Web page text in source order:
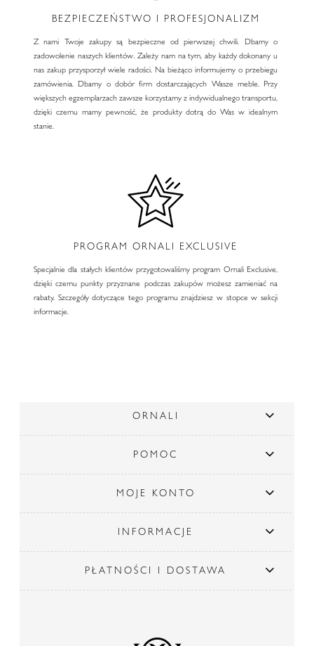
BEZPIECZEŃSTWO I PROFESJONALIZM
Z nami Twoje zakupy są bezpieczne od pierwszej chwili. Dbamy o
zadowolenie naszych klientów. Zależy nam na tym, aby każdy dokonany u
nas zakup przysporzył wiele radości. Na bieżąco informujemy o przebiegu
zamówienia. Dbamy o dobór firm dostarczających Wasze meble. Przy
większych egzemplarzach zawsze korzystamy z indywidualnego transportu,
dzięki czemu mamy pewność, że produkty dotrą do Was w idealnym
stanie.
PROGRAM ORNALI EXCLUSIVE
Specjalnie dla stałych klientów przygotowaliśmy program Ornali Exclusive,
dzięki czemu punkty przyznane podczas zakupów możesz zamieniać na
rabaty. Szczegóły dotyczące tego programu znajdziesz w stopce w sekcji
informacje.
ORNALI
POMOC
MOJE KONTO
INFORMACJE
PŁATNOŚCI I DOSTAWA